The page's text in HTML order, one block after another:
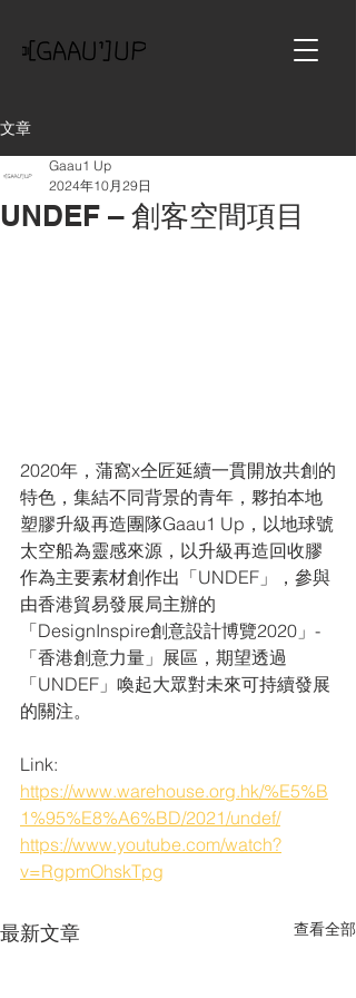
文章
UNDEF – 創客空間項目
Gaau1 Up
2024年10月29日
2020年，蒲窩x仝匠延續一貫開放共創的
特色，集結不同背景的青年，夥拍本地
塑膠升級再造團隊Gaau1 Up，以地球號
太空船為靈感來源，以升級再造回收膠
作為主要素材創作出「UNDEF」，參與
由香港貿易發展局主辦的
「DesignInspire創意設計博覽2020」-
「香港創意力量」展區，期望透過
「UNDEF」喚起大眾對未來可持續發展
的關注。
Link:
https://www.warehouse.org.hk/%E5%B
1%95%E8%A6%BD/2021/undef/
https://www.youtube.com/watch?
v=RgpmOhskTpg
最新文章 查看全部